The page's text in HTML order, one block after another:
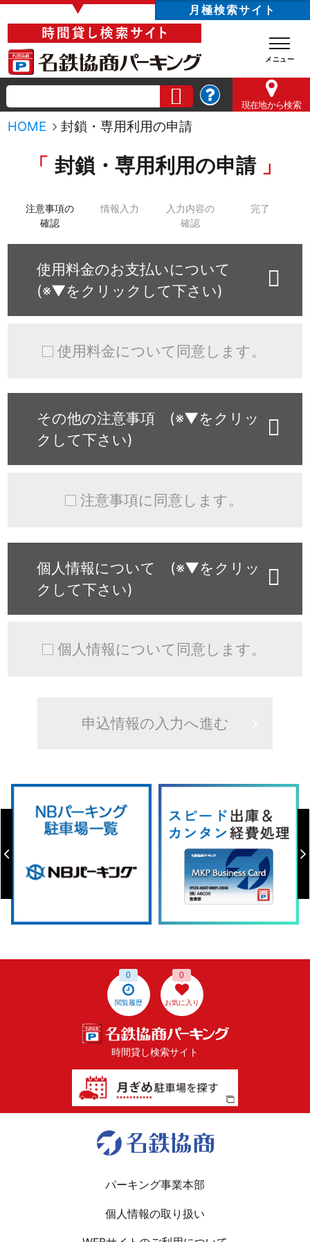
▼ 月極検索サイト
現在地から検索
HOME 封鎖・専用利用の申請
封鎖・専用利用の申請
注意事項の
確認
情報入力
入力内容の
確認
完了
使用料金のお支払いについて
(※▼をクリックして下さい)
使用料金について同意します。
その他の注意事項 (※▼をクリッ
クして下さい)
注意事項に同意します。
個人情報について (※▼をクリッ
クして下さい)
個人情報について同意します。
閲覧履歴
0
お気に入り
0
時間貸し検索サイト
パーキング事業本部
個人情報の取り扱い